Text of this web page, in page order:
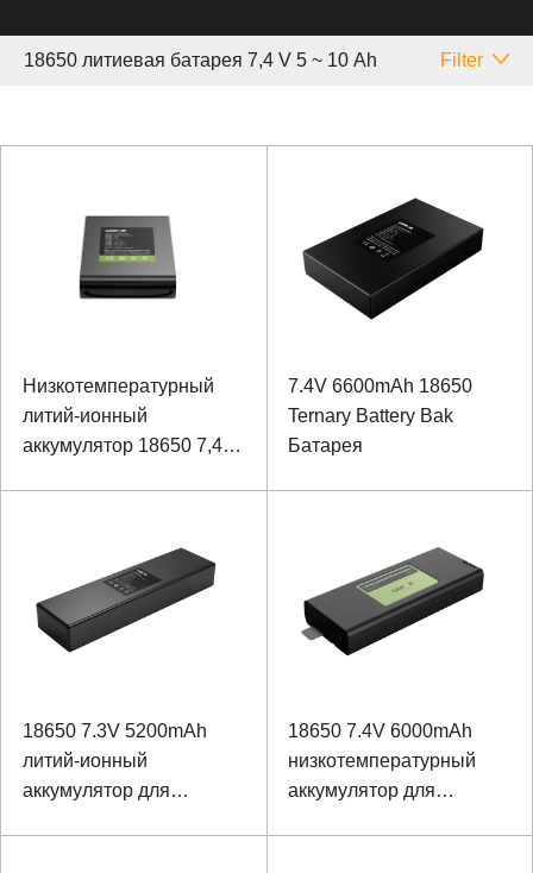
18650 литиевая батарея 7,4 V 5 ~ 10 Аh Filter
Низкотемпературный
литий-ионный
аккумулятор 18650 7,4 В
7.4V 6600mAh 18650
Ternary Battery Bak
Батарея
18650 7.3V 5200mAh
литий-ионный
аккумулятор для
18650 7.4V 6000mAh
низкотемпературный
аккумулятор для